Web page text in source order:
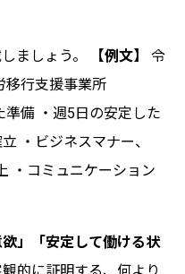
ましょう。 【例文】
令
移行支援事業所
準備 ・週5日の安定した
・ビジネスマナー、
・コミュニケーション
欲」「安定して働ける状
的に証明する、何より